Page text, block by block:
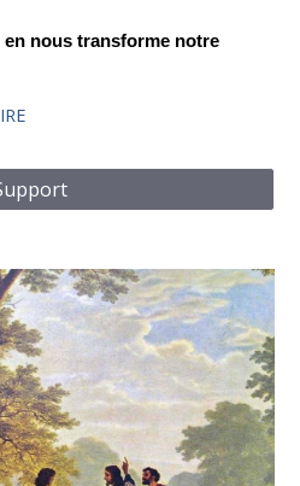
en nous transforme notre